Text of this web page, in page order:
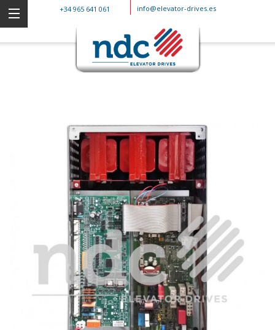
+34 965 641 061 info@elevator-drives.es